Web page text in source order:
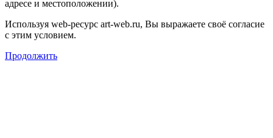
адресе и местоположении).
Используя web-ресурс art-web.ru, Вы выражаете своё согласие
с этим условием.
Продолжить